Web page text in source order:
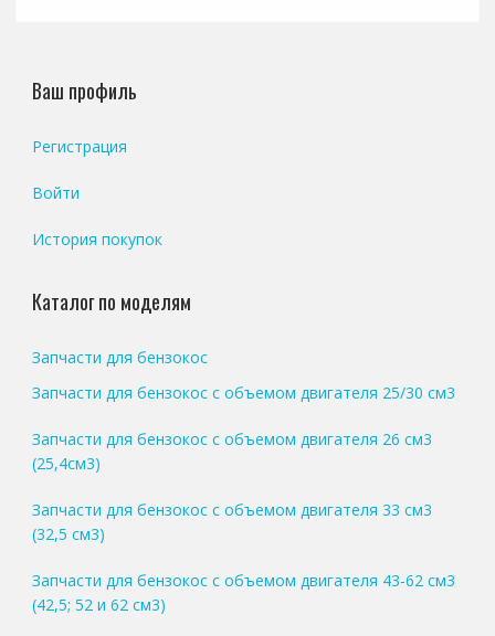
Ваш профиль
Регистрация
Войти
История покупок
Каталог по моделям
Запчасти для бензокос
Запчасти для бензокос с объемом двигателя 25/30 см3
Запчасти для бензокос с объемом двигателя 26 см3
(25,4см3)
Запчасти для бензокос с объемом двигателя 33 см3
(32,5 см3)
Запчасти для бензокос с объемом двигателя 43-62 см3
(42,5; 52 и 62 см3)